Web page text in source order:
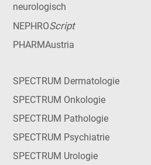
neurologisch
NEPHROScript
PHARMAustria
SPECTRUM Dermatologie
SPECTRUM Onkologie
SPECTRUM Pathologie
SPECTRUM Psychiatrie
SPECTRUM Urologie